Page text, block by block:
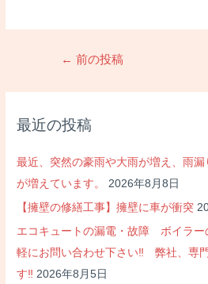
最近の投稿
最近、突然の豪雨や大雨が増え、雨
が増えています。
2026年8月8日
【擁壁の修繕工事】擁壁に車が衝突
エコキュートの漏電・故障 ボイラー
軽にお問い合わせ下さい‼ 弊社、専
す‼ 2026年8月5日
ナ
ゲ
ン
← 前の投稿